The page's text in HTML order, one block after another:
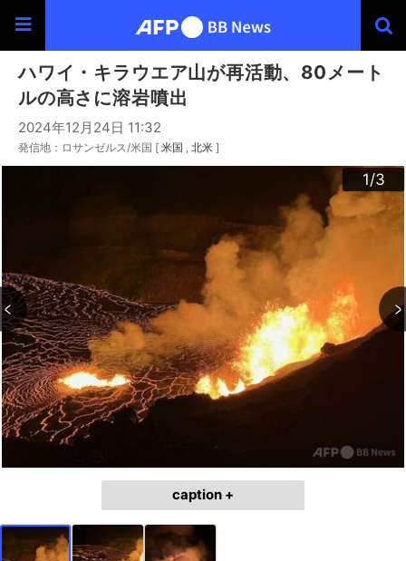
ハワイ・キラウエア山が再活動、80メート
ルの高さに溶岩噴出
2024年12月24日 11:32
発信地：ロサンゼルス/米国 [ 米国 北米 ]
1/3
2/3
3/3
caption +